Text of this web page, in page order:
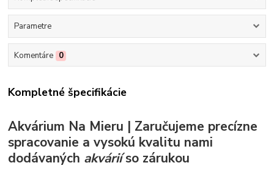
Parametre
Komentáre 0
Kompletné špecifikácie
Akvárium Na Mieru | Zaručujeme precízne
spracovanie a vysokú kvalitu nami
dodávaných akváriíso zárukou